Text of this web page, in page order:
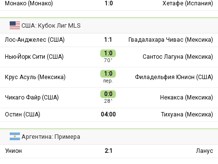
Монако (Монако) 1:0 Хетафе (Испания)
США: Кубок Лиг MLS
Лос-Анджелес (США) 1:1 Гвадалахара Чивас (Мексика)
Нью-Йорк Сити (США) 1:0
70 ′
Сантос Лагуна (Мексика)
Крус Асуль (Мексика) 1:0
пер.
Филадельфия Юнион (США)
Чикаго Файр (США) 0:0
28 ′
Некакса (Мексика)
Остин (США) 04:00 Тихуана (Мексика)
Аргентина: Примера
Унион 2:1 Ланус